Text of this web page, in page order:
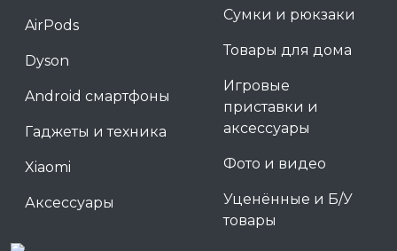
AirPods
Dyson
Android смартфоны
Гаджеты и техника
Xiaomi
Аксессуары
Сумки и рюкзаки
Товары для дома
Игровые
приставки и
аксессуары
Фото и видео
Уценённые и Б/У
товары